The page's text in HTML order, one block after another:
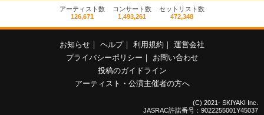
アーティスト数
126,671
コンサート数
1,493,261
セットリスト数
472,348
お知らせ ヘルプ 利用規約
運営会社
プライバシーポリシー
お問い合わせ
投稿のガイドライン
アーティスト・公演主催者の方へ
(C) 2021- SKIYAKI Inc.
JASRAC許諾番号：9022255001Y45037